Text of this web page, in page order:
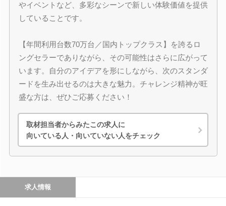
やイベントなど、多彩なシーンで新しい体験価値を提供
していることです。
【年間利用台数70万台／国内トップクラス】を誇るロ
ングセラーでありながら、その可能性はさらに広がって
います。自分のアイデアを形にしながら、次のスタンダ
ードを生み出せるのは大きな魅力。チャレンジ精神が旺
盛な方は、ぜひご応募ください！
取材担当者からみたこの求人に
向いている人・向いていない人をチェック
求人情報